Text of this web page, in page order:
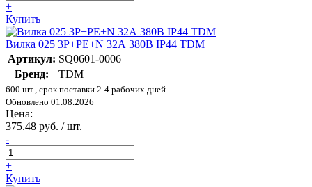
+
Купить
Вилка 025 3Р+РЕ+N 32А 380В IP44 TDM
Артикул: SQ0601-0006
Бренд:
TDM
600 шт., срок поставки 2-4 рабочих дней
Обновлено 01.08.2026
Цена:
375.48 руб. / шт.
-
+
Купить